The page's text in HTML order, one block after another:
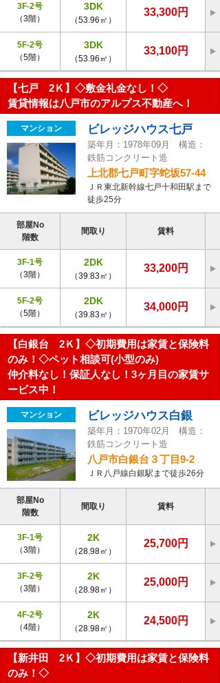
3F-2号
（3階）
3DK
（53.96㎡）
33,300円
5F-2号
（5階）
3DK
（53.96㎡）
33,100円
【七戸 2Ｋ】◇敷金礼金なし！◇
賃貸情報は八戸市のアルプス不動産へ！
マンション ビレッジハウス七戸
築年月：1978年09月 構造：
鉄筋コンクリート造
上北郡七戸町字蛇坂57-44
ＪＲ東北新幹線七戸十和田駅まで
徒歩25分
部屋No
階数
間取り 賃料
3F-1号
（3階）
2DK
（39.83㎡）
33,200円
5F-2号
（5階）
2DK
（39.83㎡）
34,000円
【白銀台 2Ｋ】◇初期費用は家賃と保険料
のみ！◇ペット相談可(小型のみ)
仲介料なし！保証人なし！3ヶ月目の家賃サ
ービス中！
マンション ビレッジハウス白銀
築年月：1970年02月 構造：
鉄筋コンクリート造
八戸市白銀台３丁目9-2
ＪＲ八戸線白銀駅まで徒歩26分
部屋No
階数
間取り 賃料
3F-1号
（3階）
2K
（28.98㎡）
25,700円
3F-2号
（3階）
2K
（28.98㎡）
25,000円
4F-2号
（4階）
2K
（28.98㎡）
24,500円
【新井田 2Ｋ】◇初期費用は家賃と保険料
のみ！◇